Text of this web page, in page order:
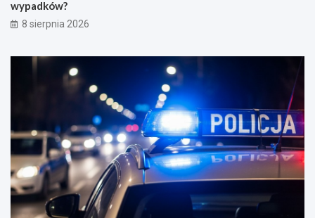
wypadków?
8 sierpnia 2026